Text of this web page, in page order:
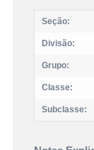
Seção:
Divisão:
Grupo:
Classe:
Subclasse: